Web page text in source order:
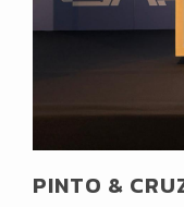
PINTO &